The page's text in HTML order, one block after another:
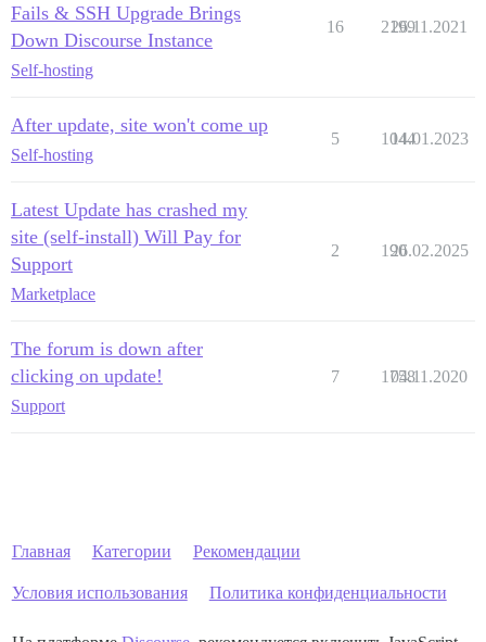
Fails & SSH Upgrade Brings
Down Discourse Instance
Self-hosting
16 2199
26.11.2021
After update, site won't come up
Self-hosting
5 1044
14.01.2023
Latest Update has crashed my
site (self-install) Will Pay for
Support
Marketplace
2 190
26.02.2025
The forum is down after
clicking on update!
Support
7 1758
04.11.2020
Главная Категории Рекомендации
Условия использования Политика конфиденциальности